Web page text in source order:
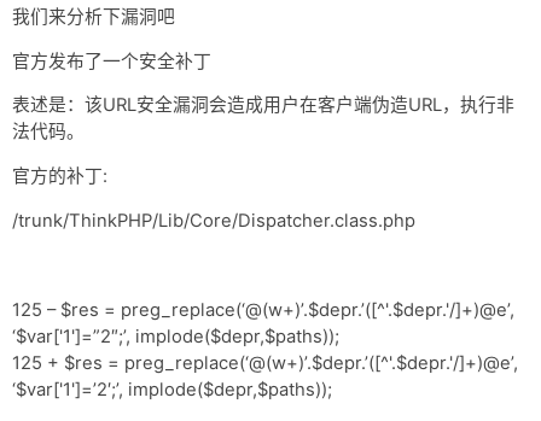
我们来分析下漏洞吧
官方发布了一个安全补丁
表述是：该URL安全漏洞会造成用户在客户端伪造URL，执行非
法代码。
官方的补丁:
/trunk/ThinkPHP/Lib/Core/Dispatcher.class.php
125 – $res = preg_replace(‘@(w+)’.$depr.’([^'.$depr.'/]+)@e’,
‘$var['1']=”2″;’, implode($depr,$paths));
125 + $res = preg_replace(‘@(w+)’.$depr.’([^'.$depr.'/]+)@e’,
‘$var['1']=’2′;’, implode($depr,$paths));